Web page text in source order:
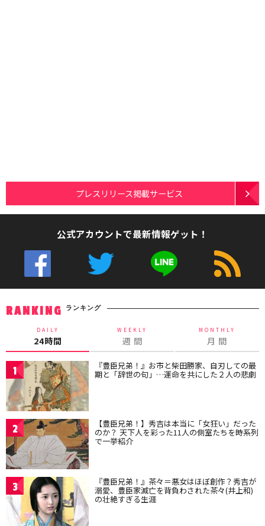
プレスリリース掲載サービス
公式アカウントで最新情報ゲット！
RANKING ランキング
DAILY
24時間
WEEKLY
週 間
MONTHLY
月 間
1 『豊臣兄弟！』お市と柴田勝家、自刃しての最
期と「辞世の句」…運命を共にした２人の悲劇
2 【豊臣兄弟！】秀吉は本当に「女狂い」だった
のか？ 天下人を彩った11人の側室たちを時系列
で一挙紹介
3 『豊臣兄弟！』茶々＝悪女はほぼ創作？秀吉が
溺愛、豊臣家滅亡を背負わされた茶々(井上和)
の壮絶すぎる生涯